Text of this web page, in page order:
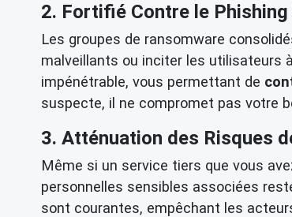
2. Fortifié Contre le Phishing
Les groupes de ransomware
malveillants ou inciter les utilisateurs
impénétrable, vous permettant de
suspecte, il ne compromet pas votre
3. Atténuation des Risques
Même si un service tiers que vous
personnelles sensibles associées
sont courantes, empêchant les